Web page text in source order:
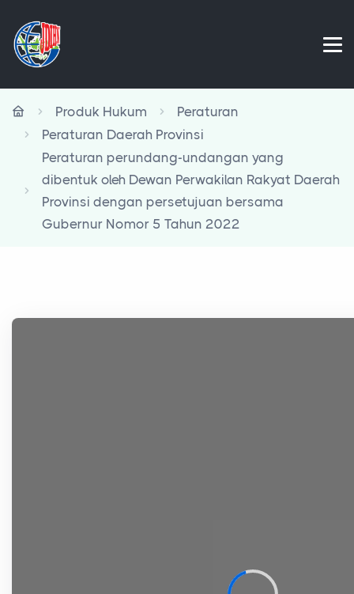
Produk Hukum
Peraturan
Peraturan Daerah Provinsi
Peraturan perundang-undangan yang
dibentuk oleh Dewan Perwakilan Rakyat Daerah
Provinsi dengan persetujuan bersama
Gubernur Nomor 5 Tahun 2022